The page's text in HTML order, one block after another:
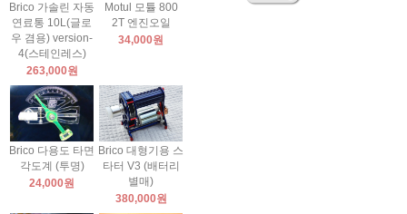
Brico 가솔린 자동
연료통 10L(글로
우 겸용) version-
4(스테인레스)
263,000원
Motul 모튤 800
2T 엔진오일
34,000원
Brico 다용도 타면
각도계 (투명)
24,000원
Brico 대형기용 스
타터 V3 (배터리
별매)
380,000원